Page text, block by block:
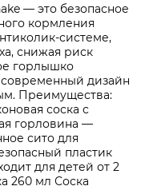
— это безопасное
кормления
системе,
снижая риск
горлышко
дизайн
Преимущества:
соска с
горловина —
сито для
пластик
для детей от 2
260 мл Соска